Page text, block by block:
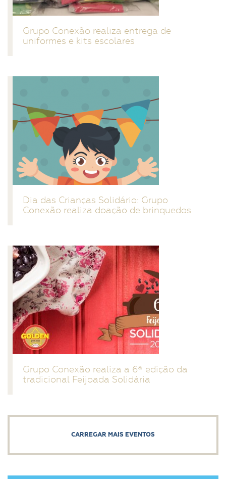
Grupo Conexão realiza entrega de
uniformes e kits escolares
Dia das Crianças Solidário: Grupo
Conexão realiza doação de brinquedos
Grupo Conexão realiza a 6ª edição da
tradicional Feijoada Solidária
CARREGAR MAIS EVENTOS